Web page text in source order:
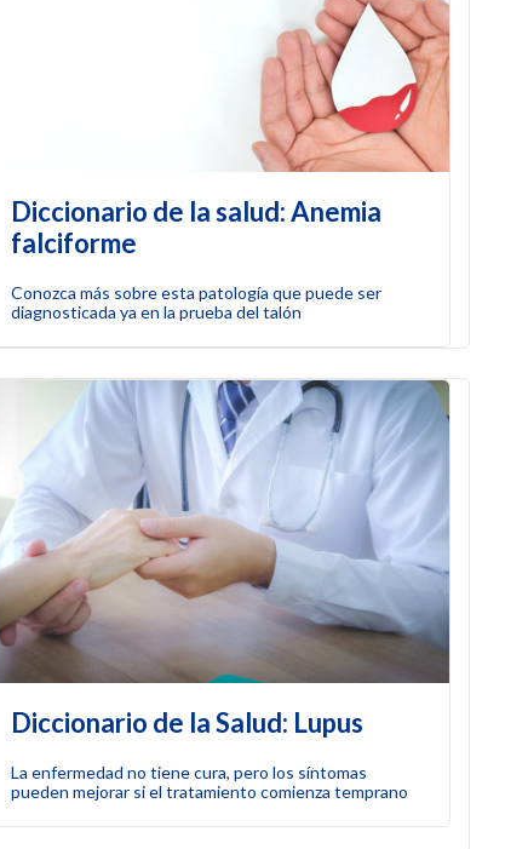
Diccionario de la salud: Anemia
falciforme
Conozca más sobre esta patología que puede ser
diagnosticada ya en la prueba del talón
Diccionario de la Salud: Lupus
La enfermedad no tiene cura, pero los síntomas
pueden mejorar si el tratamiento comienza temprano